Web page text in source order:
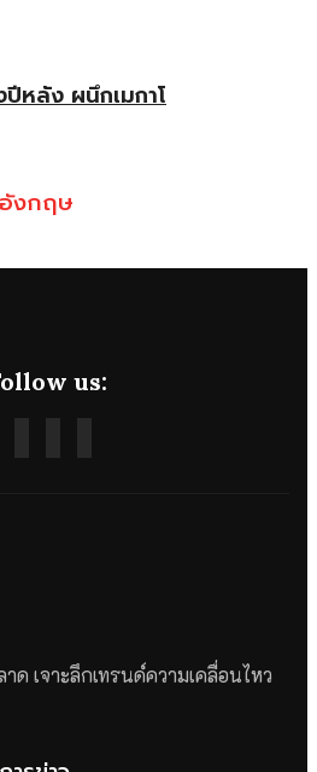
หลัง ผนึกเมกาโ
งกฤษ
us:
ด เจาะลึกเทรนด์ความเคลื่อนไหว